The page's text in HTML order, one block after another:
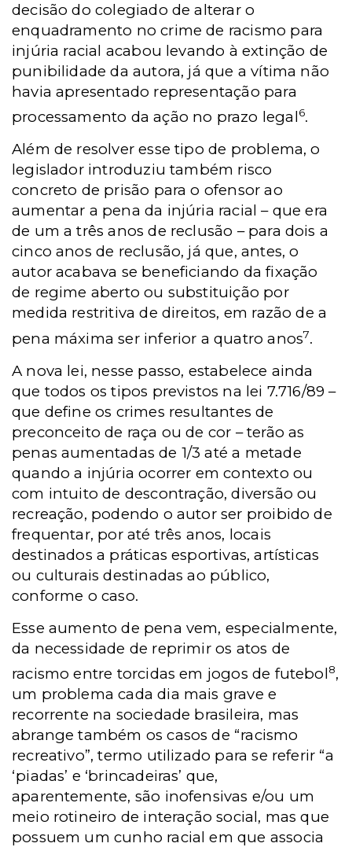
decisão do colegiado de alterar o
enquadramento no crime de racismo para
injúria racial acabou levando à extinção de
punibilidade da autora, já que a vítima não
havia apresentado representação para
processamento da ação no prazo legal6.
Além de resolver esse tipo de problema, o
legislador introduziu também risco
concreto de prisão para o ofensor ao
aumentar a pena da injúria racial – que era
de um a três anos de reclusão – para dois a
cinco anos de reclusão, já que, antes, o
autor acabava se beneficiando da fixação
de regime aberto ou substituição por
medida restritiva de direitos, em razão de a
pena máxima ser inferior a quatro anos7.
A nova lei, nesse passo, estabelece ainda
que todos os tipos previstos na lei 7.716/89 –
que define os crimes resultantes de
preconceito de raça ou de cor – terão as
penas aumentadas de 1/3 até a metade
quando a injúria ocorrer em contexto ou
com intuito de descontração, diversão ou
recreação, podendo o autor ser proibido de
frequentar, por até três anos, locais
destinados a práticas esportivas, artísticas
ou culturais destinadas ao público,
conforme o caso.
Esse aumento de pena vem, especialmente,
da necessidade de reprimir os atos de
racismo entre torcidas em jogos de futebol8,
um problema cada dia mais grave e
recorrente na sociedade brasileira, mas
abrange também os casos de “racismo
recreativo”, termo utilizado para se referir “a
‘piadas’ e ‘brincadeiras’ que,
aparentemente, são inofensivas e/ou um
meio rotineiro de interação social, mas que
possuem um cunho racial em que associa